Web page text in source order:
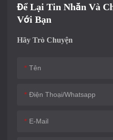
Để Lại Tin Nhắn Và
Với Bạn
Hãy Trò Chuyện
Tên
Điện Thoại/whatsapp
E-Mail